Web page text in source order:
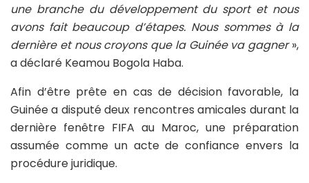
une branche du développement du sport et nous
avons fait beaucoup d’étapes. Nous sommes à la
dernière et nous croyons que la Guinée va gagner»,
a déclaré Keamou Bogola Haba.
Afin d’être prête en cas de décision favorable, la
Guinée a disputé deux rencontres amicales durant la
dernière fenêtre FIFA au Maroc, une préparation
assumée comme un acte de confiance envers la
procédure juridique.